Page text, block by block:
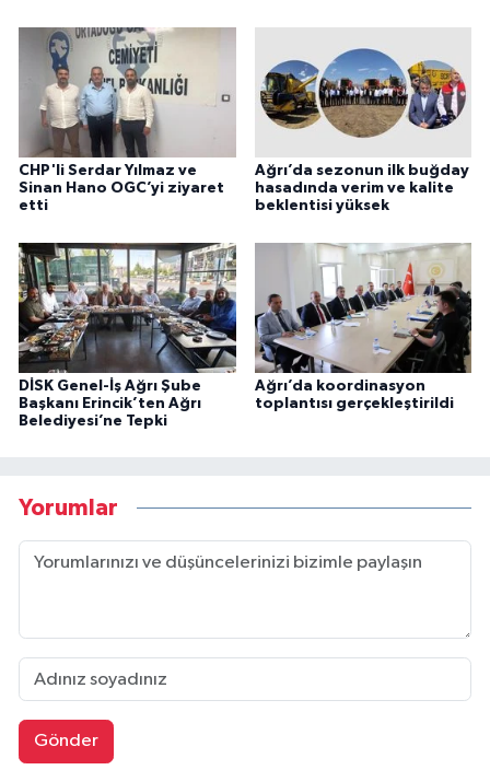
CHP'li Serdar Yılmaz ve
Sinan Hano OGC’yi ziyaret
etti
Ağrı’da sezonun ilk buğday
hasadında verim ve kalite
beklentisi yüksek
DİSK Genel-İş Ağrı Şube
Başkanı Erincik’ten Ağrı
Belediyesi’ne Tepki
Ağrı’da koordinasyon
toplantısı gerçekleştirildi
Yorumlar
Gönder